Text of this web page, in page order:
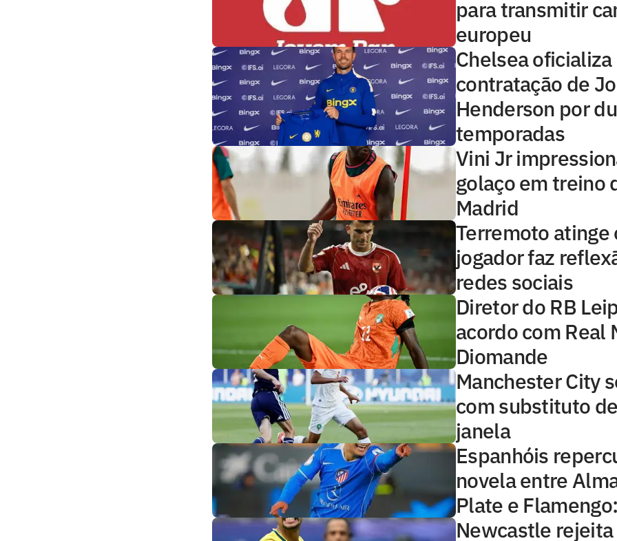
para transmitir
europeu
Chelsea oficializa
contratação de
Henderson por
temporadas
Vini Jr
golaço em treino
Madrid
Terremoto atinge
jogador faz
redes sociais
Diretor do RB
acordo com Real
Diomande
Manchester City
com substituto
janela
Espanhóis
novela entre
Plate e
Newcastle